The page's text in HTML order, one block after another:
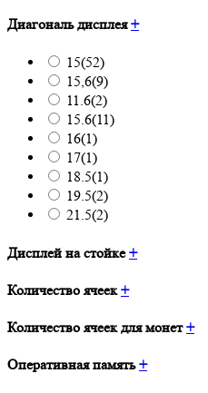
Диагональ дисплея+
15(52)
15,6(9)
11.6(2)
15.6(11)
16(1)
17(1)
18.5(1)
19.5(2)
21.5(2)
Дисплей на стойке+
Количество ячеек+
Количество ячеек для монет+
Оперативная память+